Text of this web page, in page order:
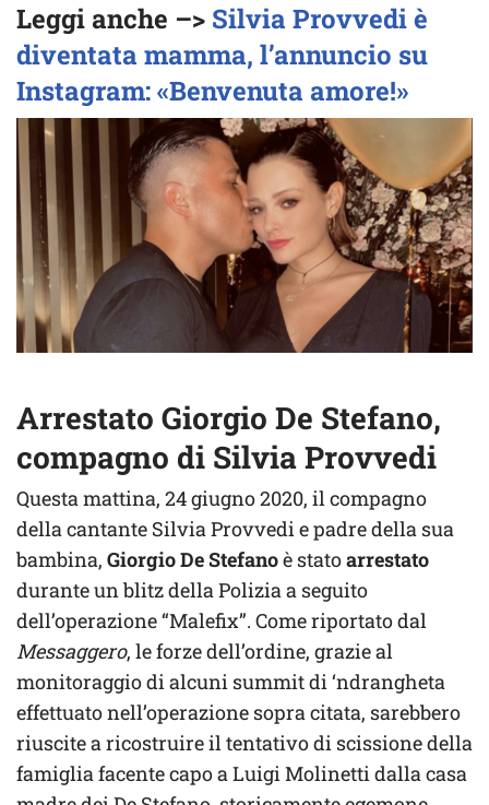
Leggi anche –> Silvia Provvedi è
diventata mamma, l’annuncio su
Instagram: «Benvenuta amore!»
Arrestato Giorgio De Stefano,
compagno di Silvia Provvedi
Questa mattina, 24 giugno 2020, il compagno
della cantante Silvia Provvedi e padre della sua
bambina, Giorgio De Stefanoè statoarrestato
durante un blitz della Polizia a seguito
dell’operazione “Malefix”. Come riportato dal
Messaggero, le forze dell’ordine, grazie al
monitoraggio di alcuni summit di ‘ndrangheta
effettuato nell’operazione sopra citata, sarebbero
riuscite a ricostruire il tentativo di scissione della
famiglia facente capo a Luigi Molinetti dalla casa